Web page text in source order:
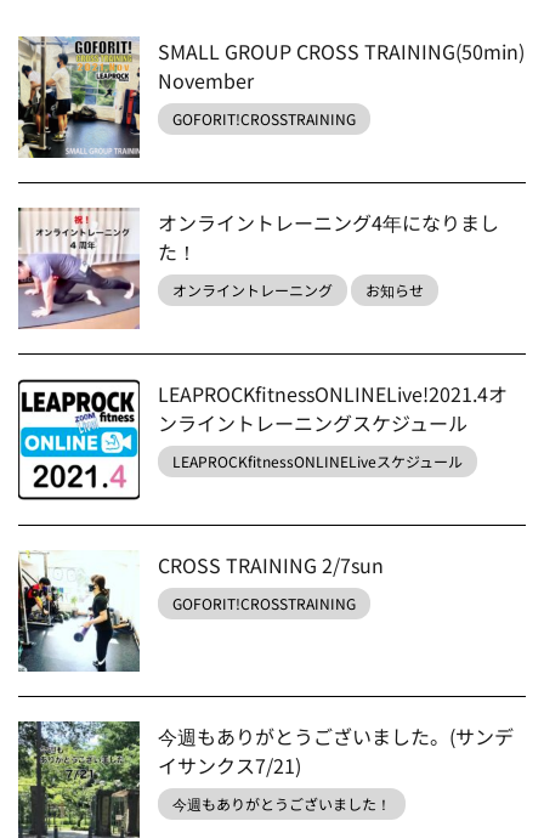
SMALL GROUP CROSS TRAINING(50min)
November
GOFORIT!CROSSTRAINING
オンライントレーニング4年になりまし
た！
オンライントレーニング お知らせ
LEAPROCKfitnessONLINELive!2021.4オ
ンライントレーニングスケジュール
LEAPROCKfitnessONLINELiveスケジュール
CROSS TRAINING 2/7sun
GOFORIT!CROSSTRAINING
今週もありがとうございました。(サンデ
イサンクス7/21)
今週もありがとうございました！